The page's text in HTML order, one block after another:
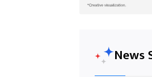
News